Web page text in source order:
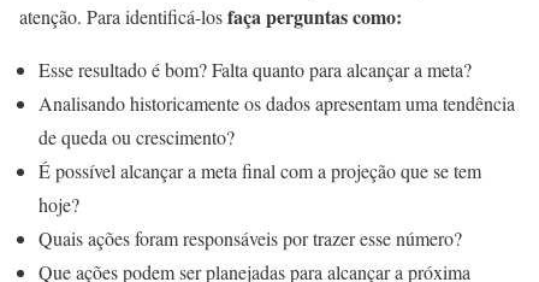
atenção. Para identificá-losfaça perguntas como:
Esse resultado é bom? Falta quanto para alcançar a meta?
Analisando historicamente os dados apresentam uma tendência
de queda ou crescimento?
É possível alcançar a meta final com a projeção que se tem
hoje?
Quais ações foram responsáveis por trazer esse número?
Que ações podem ser planejadas para alcançar a próxima